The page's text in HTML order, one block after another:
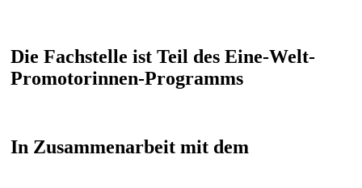
Die Fachstelle ist Teil des Eine-Welt-
Promotorinnen-Programms
In Zusammenarbeit mit dem